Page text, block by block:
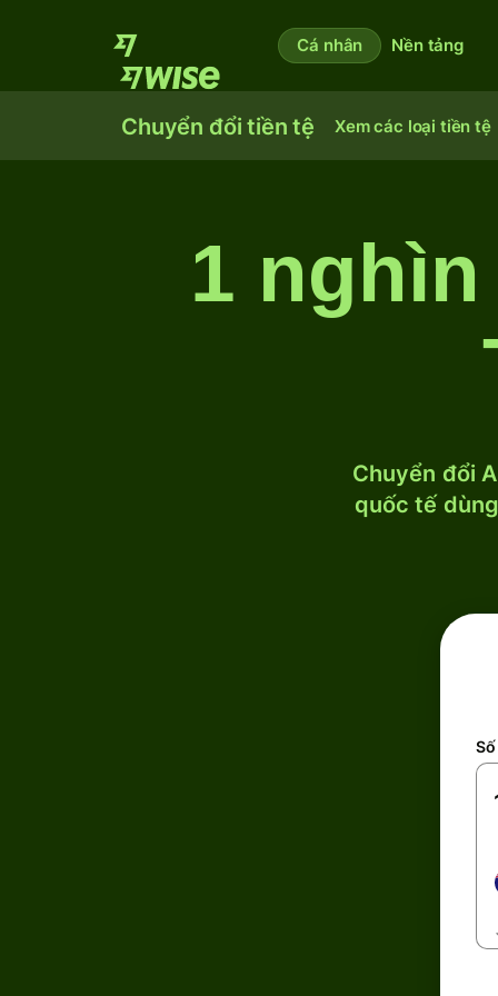
Cá nhân Nền tảng
Chuyển đổi tiền tệ Xem các loại tiền tệ
1
Chuyển đổi
quốc tế